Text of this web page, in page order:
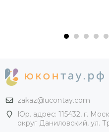
zakaz@ucontay.com
Юр. адрес: 115432, г.
округ Даниловский, ул.